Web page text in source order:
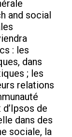
and social
: les
dans
; les
relations
de
dans des
sociale, la